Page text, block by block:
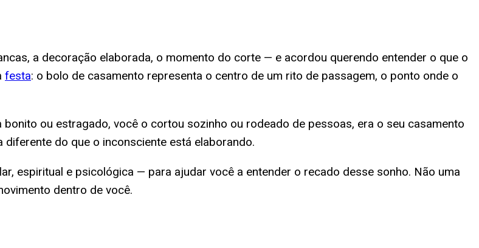
a decoração elaborada, o momento do corte — e acordou querendo entender o que o
festa: o bolo de casamento representa o centro de um rito de passagem, o ponto onde o
ou estragado, você o cortou sozinho ou rodeado de pessoas, era o seu casamento
do que o inconsciente está elaborando.
espiritual e psicológica — para ajudar você a entender o recado desse sonho. Não uma
dentro de você.